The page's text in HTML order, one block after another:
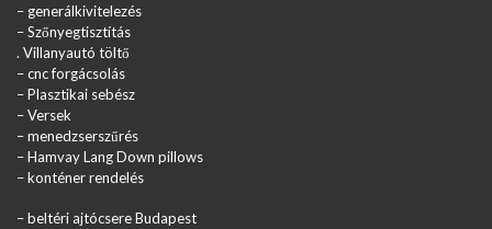
– generálkivitelezés
–Szőnyegtisztítás
. Villanyautó töltő
–cnc forgácsolás
–Plasztikai sebész
–Versek
–menedzserszűrés
–Hamvay Lang Down pillows
–konténer rendelés
–beltéri ajtócsere Budapest